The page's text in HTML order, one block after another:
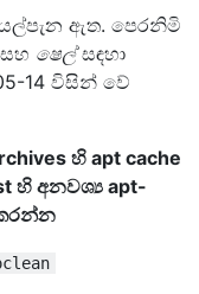
ඇත. පෙරනිමි
සහ ෂෙල්සඳහා
14 විසින් වේ
හි apt cache
හි අනවශ්‍ය apt-